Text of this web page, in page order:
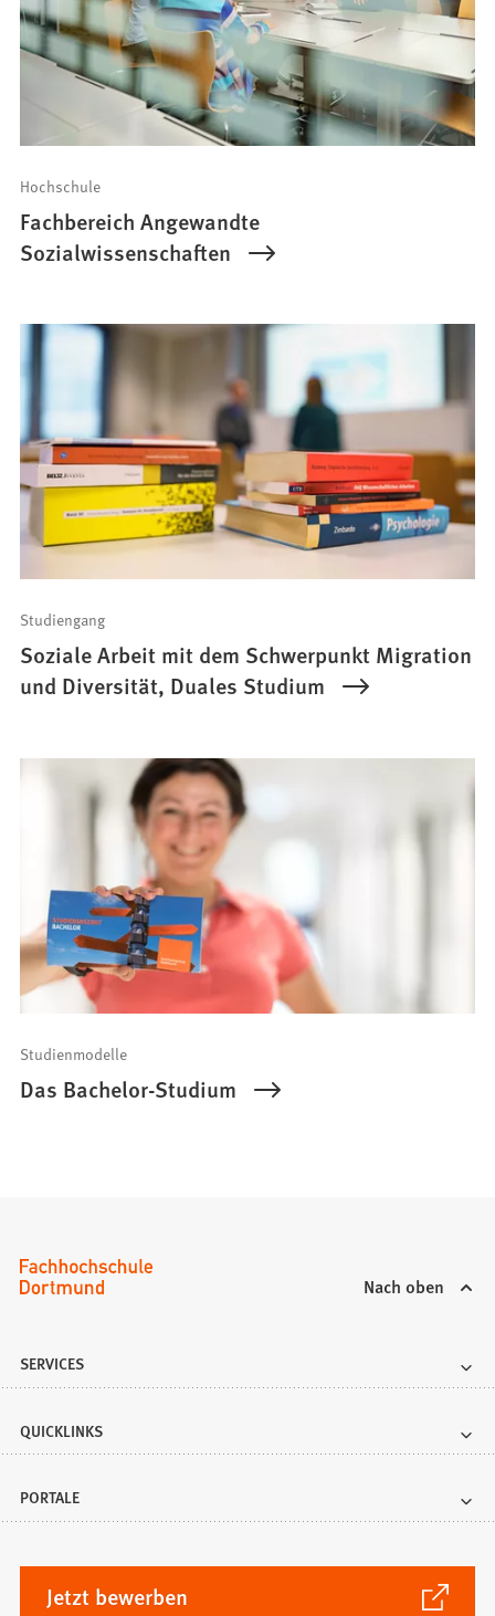
Hochschule
Fachbereich Angewandte
Sozialwissenschaften
Studiengang
Soziale Arbeit mit dem Schwerpunkt Migration
und Diversität, Duales Studium
Studienmodelle
Das Bachelor-Studium
Nach oben
SERVICES
QUICKLINKS
PORTALE
Jetzt bewerben
(Öffnet